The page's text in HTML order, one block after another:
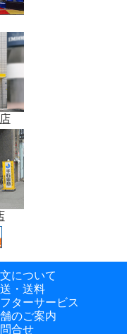
について
・送料
ターサービス
のご案内
合せ